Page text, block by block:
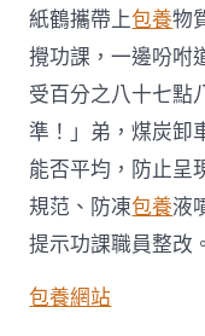
紙鶴攜帶上包養物
攪功課，一邊吩咐
受百分之八十七點
準！」弟，煤炭卸
能否平均，防止呈
規范、防凍包養液
提示功課職員整改。
包養網站